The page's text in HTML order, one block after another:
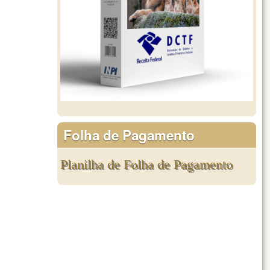
Folha de Pagamento
Planilha de Folha de Pagamento